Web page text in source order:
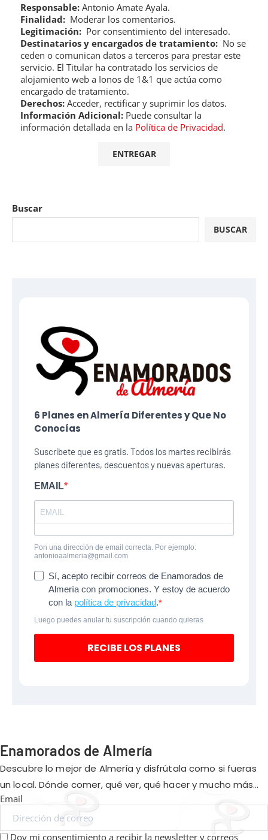
Responsable: Antonio Amate Ayala.
Finalidad: Moderar los comentarios.
Legitimación: Por consentimiento del interesado.
Destinatarios y encargados de tratamiento: No se
ceden o comunican datos a terceros para prestar este
servicio. El Titular ha contratado los servicios de
alojamiento web a Ionos de 1&1 que actúa como
encargado de tratamiento.
Derechos: Acceder, rectificar y suprimir los datos.
Información Adicional: Puede consultar la
información detallada en la Política de Privacidad.
Buscar
BUSCAR
6 Planes​ en Almería Diferentes y Que No
Conocías
Suscríbete que es gratis. Todos los martes recibirás
planes diferentes, descuentos y nuevas aperturas.
EMAIL
Pon una dirección de email correcta. Por ejemplo:
antonioaalmeria@gmail.com
Sí, acepto recibir correos de Enamorados de
Almería con promociones. Y estoy de acuerdo
con la política de privacidad.
Luego puedes anular tu suscripción cuando quieras
RECIBE LOS PLANES
Enamorados de Almería
Descubre lo mejor de Almería y disfrútala como si fueras
un local. Dónde comer, qué ver, qué hacer y mucho más…
Email
Doy mi consentimiento a recibir la newsletter y correos